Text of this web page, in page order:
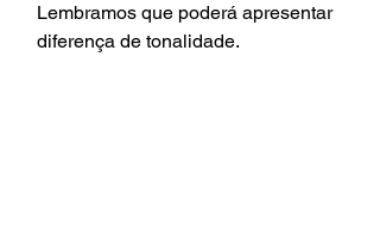
Lembramos que poderá apresentar
diferença de tonalidade.